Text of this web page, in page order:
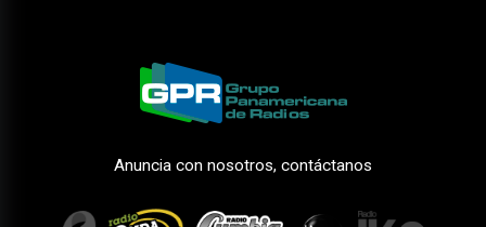
Anuncia con nosotros, contáctanos